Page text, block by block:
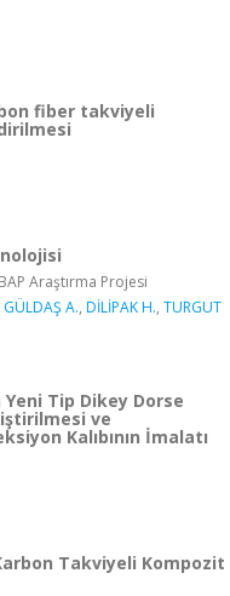
fiber takviyeli
Araştırma Projesi
GÜLDAŞ A., DİLİPAK H., TURGUT
Tip Dikey Dorse
ve
Kalıbının İmalatı
Takviyeli Kompozit